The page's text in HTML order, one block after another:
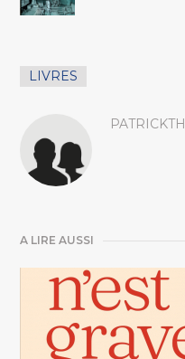
LIVRES
A LIRE AUSSI